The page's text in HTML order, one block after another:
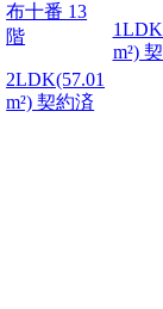
布十番 13
階
2LDK(57.01
m²) 契約済
m²)